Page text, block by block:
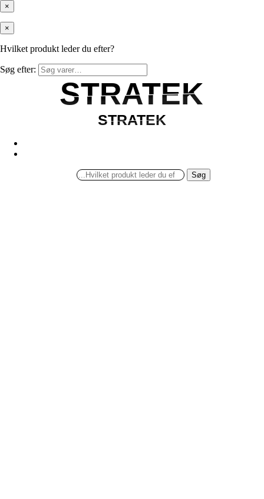
×
×
Hvilket produkt leder du efter?
Søg efter:
STRATEK
STRATEK
STRATEK
STRATEK
Søg